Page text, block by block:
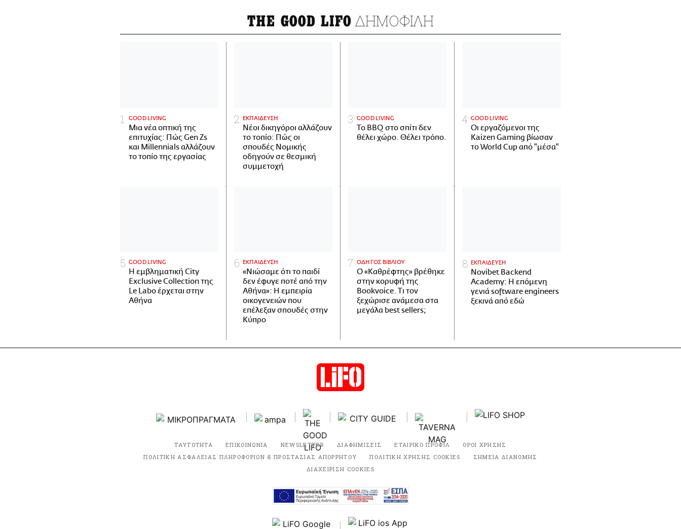
THE GOOD LIFO ΔΗΜΟΦΙΛΗ
GOOD LIVING
Μια νέα οπτική της
επιτυχίας: Πώς Gen Zs
και Millennials αλλάζουν
το τοπίο της εργασίας
ΕΚΠΑΙΔΕΥΣΗ
Νέοι δικηγόροι αλλάζουν
το τοπίο: Πώς οι
σπουδές Νομικής
οδηγούν σε θεσμική
συμμετοχή
GOOD LIVING
Το BBQ στο σπίτι δεν
θέλει χώρο. Θέλει τρόπο.
GOOD LIVING
Οι εργαζόμενοι της
Kaizen Gaming βίωσαν
το World Cup από "μέσα"
GOOD LIVING
Η εμβληματική City
Exclusive Collection της
Le Labo έρχεται στην
Αθήνα
ΕΚΠΑΙΔΕΥΣΗ
«Νιώσαμε ότι το παιδί
δεν έφυγε ποτέ από την
Αθήνα»: Η εμπειρία
οικογενειών που
επέλεξαν σπουδές στην
Κύπρο
ΟΔΗΓΟΣ ΒΙΒΛΙΟΥ
Ο «Καθρέφτης» βρέθηκε
στην κορυφή της
Bookvoice. Τι τον
ξεχώρισε ανάμεσα στα
μεγάλα best sellers;
ΕΚΠΑΙΔΕΥΣΗ
Novibet Backend
Academy: Η επόμενη
γενιά software engineers
ξεκινά από εδώ
ΤΑΥΤΟΤΗΤΑ ΕΠΙΚΟΙΝΩΝΙΑ NEWSLETTER ΔΙΑΦΗΜΙΣΕΙΣ ΕΤΑΙΡΙΚΟ ΠΡΟΦΙΛ
ΟΡΟΙ ΧΡΗΣΗΣ
ΠΟΛΙΤΙΚΗ ΑΣΦΑΛΕΙΑΣ ΠΛΗΡΟΦΟΡΙΩΝ & ΠΡΟΣΤΑΣΙΑΣ ΑΠΟΡΡΗΤΟΥ
ΠΟΛΙΤΙΚΗ ΧΡΗΣΗΣ COOKIES
ΣΗΜΕΙΑ ΔΙΑΝΟΜΗΣ
ΔΙΑΧΕΙΡΙΣΗ COOKIES